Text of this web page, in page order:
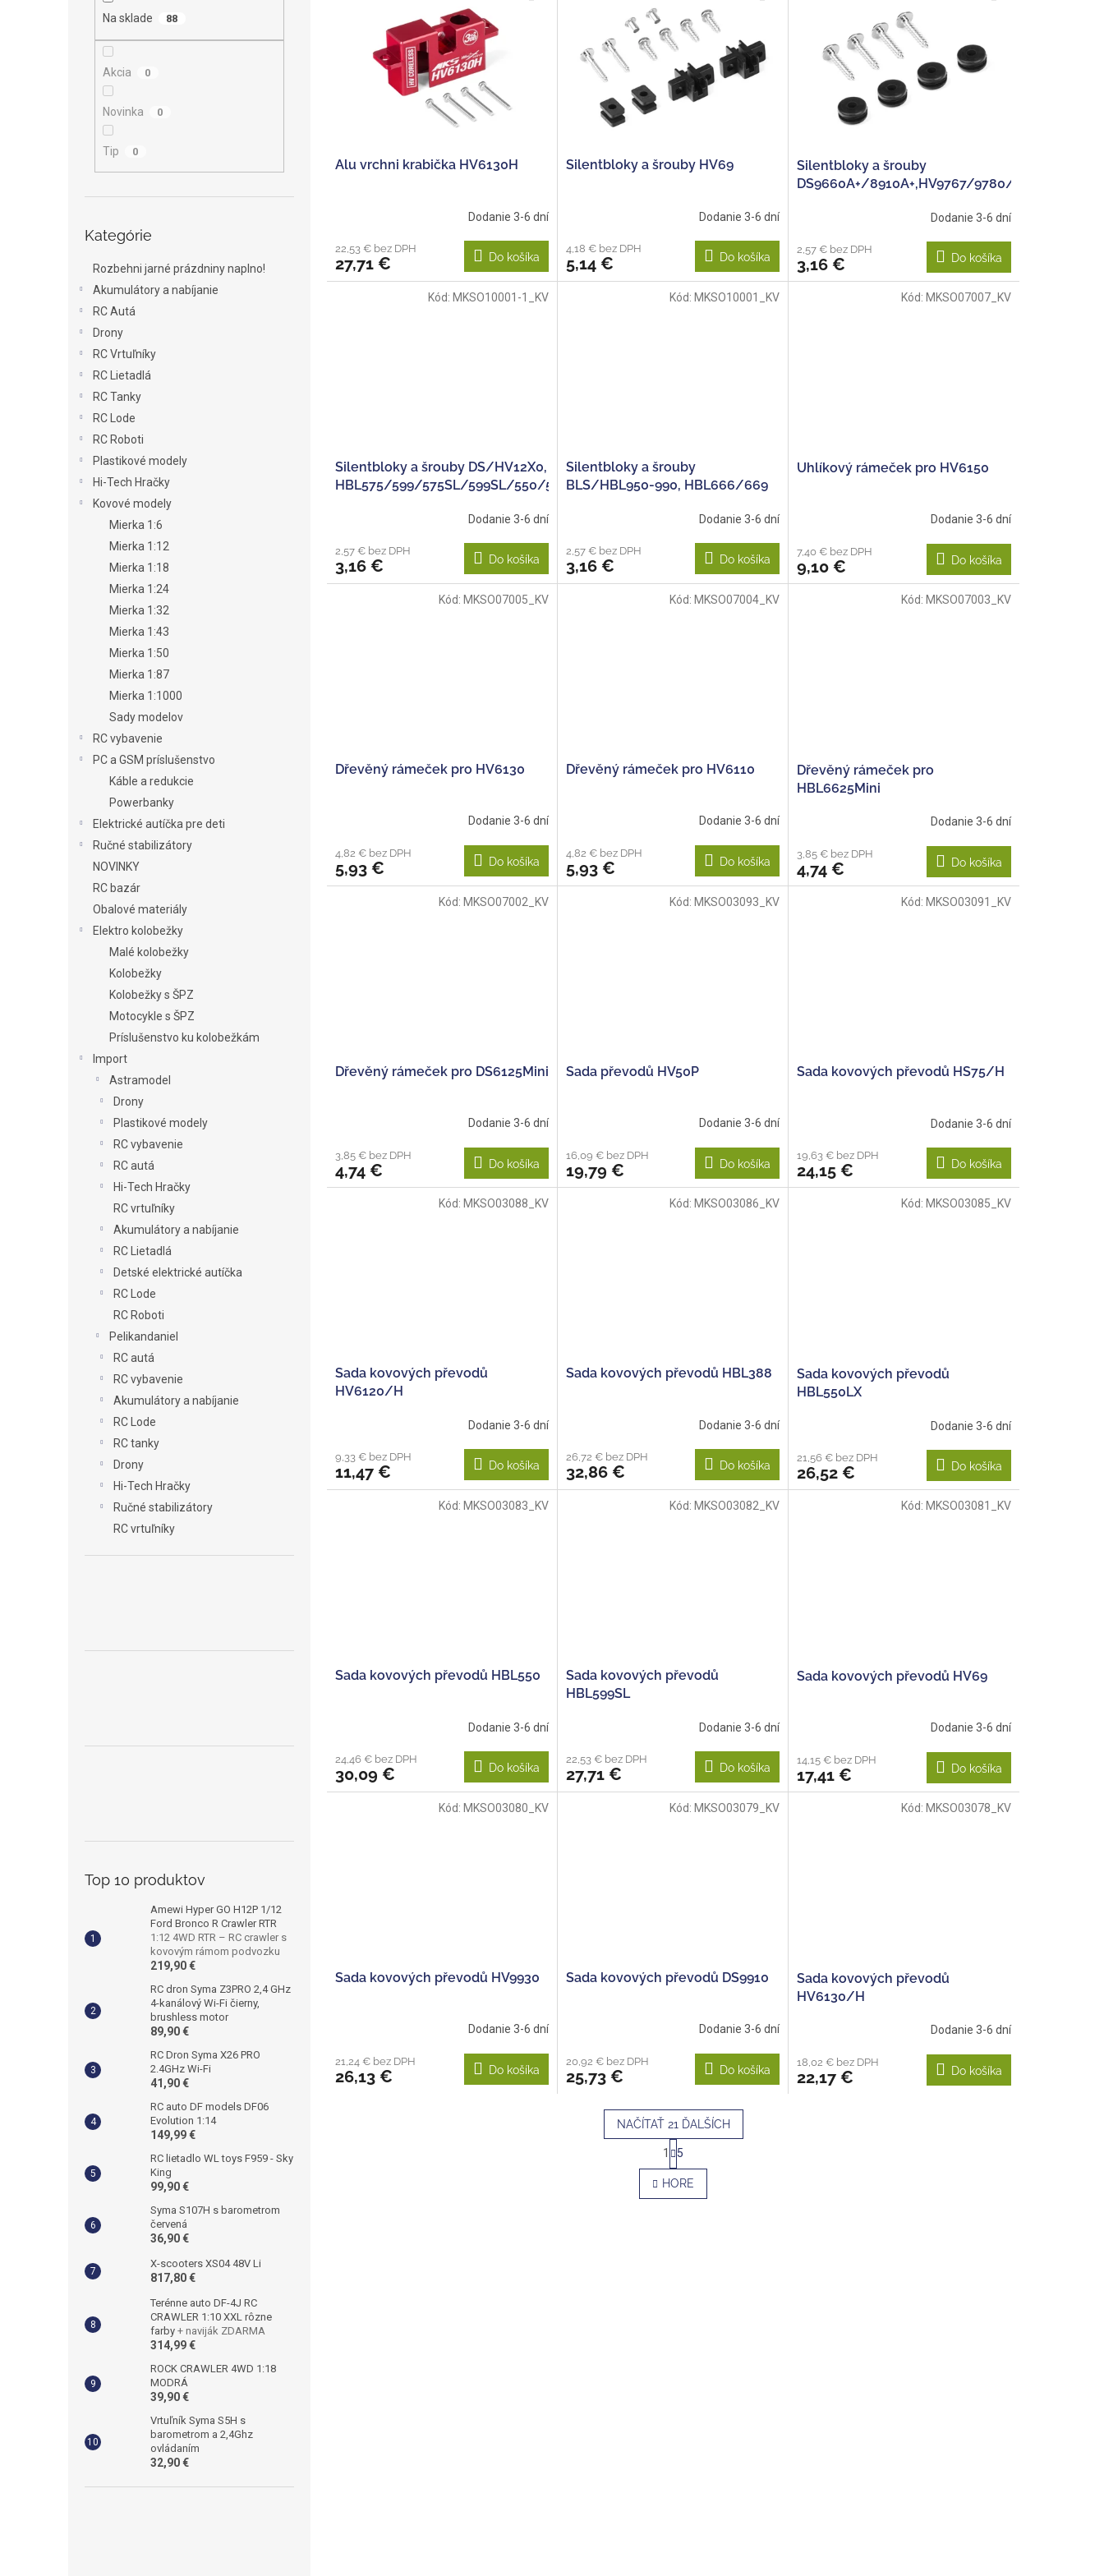
Na sklade 88
Akcia 0
Novinka 0
Tip 0
kategórie
Kategórie
Rozbehni jarné prázdniny naplno!
Akumulátory a nabíjanie
RC Autá
Drony
RC Vrtuľníky
RC Lietadlá
RC Tanky
RC Lode
RC Roboti
Plastikové modely
Hi-Tech Hračky
Kovové modely
Mierka 1:6
Mierka 1:12
Mierka 1:18
Mierka 1:24
Mierka 1:32
Mierka 1:43
Mierka 1:50
Mierka 1:87
Mierka 1:1000
Sady modelov
RC vybavenie
PC a GSM príslušenstvo
Káble a redukcie
Powerbanky
Elektrické autíčka pre deti
Ručné stabilizátory
NOVINKY
RC bazár
Obalové materiály
Elektro kolobežky
Malé kolobežky
Kolobežky
Kolobežky s ŠPZ
Motocykle s ŠPZ
Príslušenstvo ku kolobežkám
Import
Astramodel
Drony
Plastikové modely
RC vybavenie
RC autá
Hi-Tech Hračky
RC vrtuľníky
Akumulátory a nabíjanie
RC Lietadlá
Detské elektrické autíčka
RC Lode
RC Roboti
Pelikandaniel
RC autá
RC vybavenie
Akumulátory a nabíjanie
RC Lode
RC tanky
Drony
Hi-Tech Hračky
Ručné stabilizátory
RC vrtuľníky
Top 10 produktov
Amewi Hyper GO H12P 1/12
Ford Bronco R Crawler RTR
1:12 4WD RTR – RC crawler s
kovovým rámom podvozku
219,90 €
RC dron Syma Z3PRO 2,4 GHz
4-kanálový Wi-Fi čierny,
brushless motor
89,90 €
RC Dron Syma X26 PRO
2.4GHz Wi-Fi
41,90 €
RC auto DF models DF06
Evolution 1:14
149,99 €
RC lietadlo WL toys F959 - Sky
King
99,90 €
Syma S107H s barometrom
červená
36,90 €
X-scooters XS04 48V Li
817,80 €
Terénne auto DF-4J RC
CRAWLER 1:10 XXL rôzne
farby + naviják ZDARMA
314,99 €
ROCK CRAWLER 4WD 1:18
MODRÁ
39,90 €
Vrtuľník Syma S5H s
barometrom a 2,4Ghz
ovládaním
32,90 €
oAlu vrchni krabička HV6130H
Dodanie 3-6 dní
22,53 € bez DPH
27,71 € Do košíka
Silentbloky a šrouby HV69
Dodanie 3-6 dní
4,18 € bez DPH
5,14 € Do košíka
Silentbloky a šrouby
DS9660A+/8910A+,HV9767/9780/737/
Dodanie 3-6 dní
2,57 € bez DPH
3,16 € Do košíka
Silentbloky a šrouby DS/HV12X0,
HBL575/599/575SL/599SL/550/550L/550LX
Dodanie 3-6 dní
2,57 € bez DPH
3,16 € Do košíka
Kód: MKSO10001-1_KV
Silentbloky a šrouby
BLS/HBL950-990, HBL666/669
Dodanie 3-6 dní
2,57 € bez DPH
3,16 € Do košíka
Kód: MKSO10001_KV
Uhlíkový rámeček pro HV6150
Dodanie 3-6 dní
7,40 € bez DPH
9,10 € Do košíka
Kód: MKSO07007_KV
Dřevěný rámeček pro HV6130
Dodanie 3-6 dní
4,82 € bez DPH
5,93 € Do košíka
Kód: MKSO07005_KV
Dřevěný rámeček pro HV6110
Dodanie 3-6 dní
4,82 € bez DPH
5,93 € Do košíka
Kód: MKSO07004_KV
Dřevěný rámeček pro
HBL6625Mini
Dodanie 3-6 dní
3,85 € bez DPH
4,74 € Do košíka
Kód: MKSO07003_KV
Dřevěný rámeček pro DS6125Mini
Dodanie 3-6 dní
3,85 € bez DPH
4,74 € Do košíka
Kód: MKSO07002_KV
Sada převodů HV50P
Dodanie 3-6 dní
16,09 € bez DPH
19,79 € Do košíka
Kód: MKSO03093_KV
Sada kovových převodů HS75/H
Dodanie 3-6 dní
19,63 € bez DPH
24,15 € Do košíka
Kód: MKSO03091_KV
Sada kovových převodů
HV6120/H
Dodanie 3-6 dní
9,33 € bez DPH
11,47 € Do košíka
Kód: MKSO03088_KV
Sada kovových převodů HBL388
Dodanie 3-6 dní
26,72 € bez DPH
32,86 € Do košíka
Kód: MKSO03086_KV
Sada kovových převodů
HBL550LX
Dodanie 3-6 dní
21,56 € bez DPH
26,52 € Do košíka
Kód: MKSO03085_KV
Sada kovových převodů HBL550
Dodanie 3-6 dní
24,46 € bez DPH
30,09 € Do košíka
Kód: MKSO03083_KV
Sada kovových převodů
HBL599SL
Dodanie 3-6 dní
22,53 € bez DPH
27,71 € Do košíka
Kód: MKSO03082_KV
Sada kovových převodů HV69
Dodanie 3-6 dní
14,15 € bez DPH
17,41 € Do košíka
Kód: MKSO03081_KV
Sada kovových převodů HV9930
Dodanie 3-6 dní
21,24 € bez DPH
26,13 € Do košíka
Kód: MKSO03080_KV
Sada kovových převodů DS9910
Dodanie 3-6 dní
20,92 € bez DPH
25,73 € Do košíka
Kód: MKSO03079_KV
Sada kovových převodů
HV6130/H
Dodanie 3-6 dní
18,02 € bez DPH
22,17 € Do košíka
Kód: MKSO03078_KV
O
v
l
NAČÍTAŤ 21 ĎALŠÍCH
S
t
r
á
n
1 5
HORE